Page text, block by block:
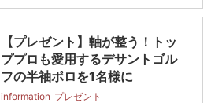
【プレゼント】軸が整う！トッ
ププロも愛用するデサントゴル
フの半袖ポロを1名様に
information プレゼント